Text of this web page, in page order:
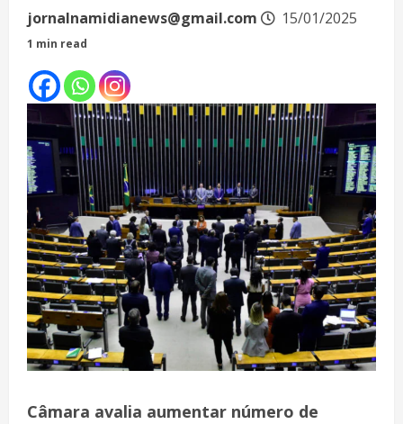
jornalnamidianews@gmail.com 15/01/2025
1 min read
Câmara avalia aumentar número de